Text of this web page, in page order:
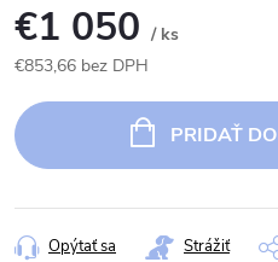
€1 050 / ks
€853,66 bez DPH
cena:
PRIDAŤ
Opýtať sa Strážiť